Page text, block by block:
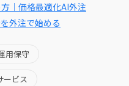
｜価格最適化AI外注
外注で始める
用保守
ービス